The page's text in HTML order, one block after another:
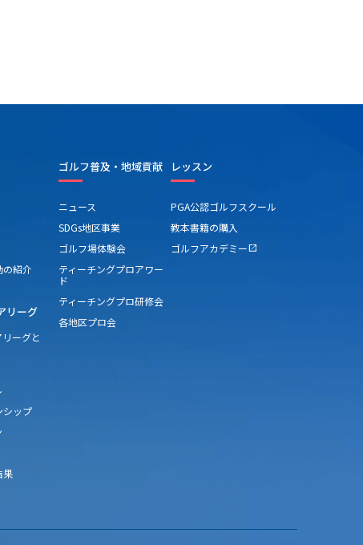
の紹介
リーグ
ーグと
シップ
果
ゴルフ普及・地域貢献
ニュース
SDGs地区事業
ゴルフ場体験会
ティーチングプロアワー
ド
ティーチングプロ研修会
各地区プロ会
レッスン
PGA公認ゴルフスクール
教本書籍の購入
ゴルフアカデミー open_in_new